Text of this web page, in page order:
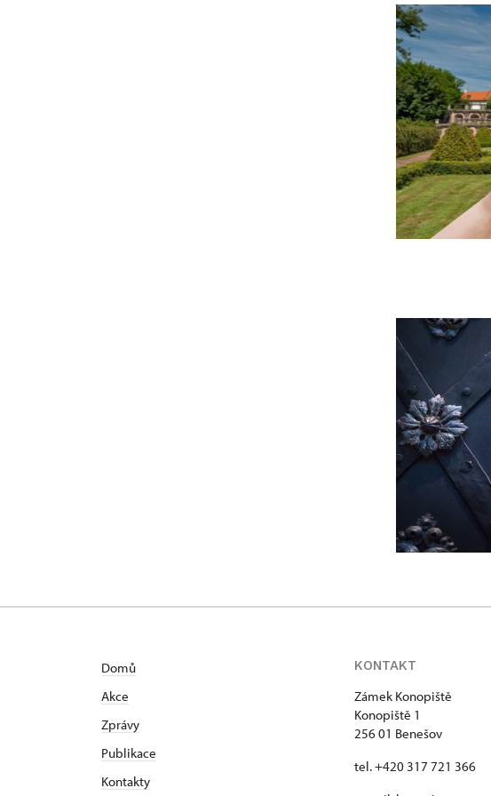
Domů
Akce
Zprávy
Publikace
Kontakty
KONTAKT
Zámek Konopiště
Konopiště 1
256 01 Benešov
tel. +420 317 721 366